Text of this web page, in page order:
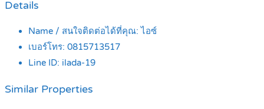
Details
Name / สนใจติดต่อได้ที่คุณ: ไอซ์
เบอร์โทร: 0815713517
Line ID: ilada-19
Similar Properties